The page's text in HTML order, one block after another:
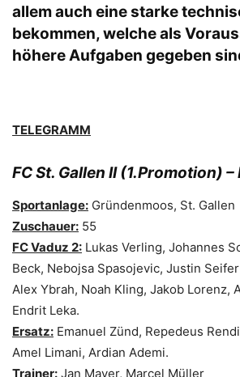
allem auch eine starke
bekommen, welche als
höhere Aufgaben gegeben
TELEGRAMM
FC St. Gallen II (1.Promotion) –
Sportanlage: Gründenmoos, St. Gallen
Zuschauer: 55
FC Vaduz 2: Lukas Verling, Johannes
Beck, Nebojsa Spasojevic, Justin
Alex Ybrah, Noah Kling, Jakob Lorenz,
Endrit Leka.
Ersatz: Emanuel Zünd, Repedeus
Amel Limani, Ardian Ademi.
Trainer: Jan Mayer, Marcel Müller